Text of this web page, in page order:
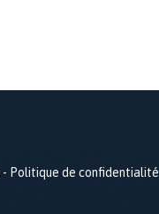
- Politique de confidentialité